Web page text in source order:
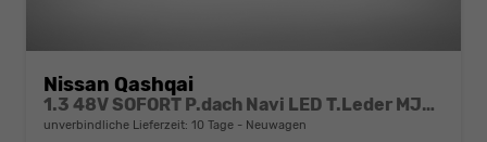
Nissan Qashqai
1.3 48V SOFORT P.dach Navi LED T.Leder MJ25 AT
unverbindliche Lieferzeit: 10 Tage Neuwagen